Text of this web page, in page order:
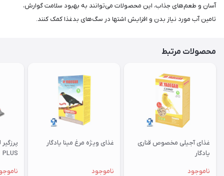
آسان و طعم‌های جذاب، این محصولات می‌توانند به بهبود سلامت گوارش،
تامین آب مورد نیاز بدن و افزایش اشتها در سگ‌های بدغذا کمک کنند.
محصولات مرتبط
غذای آجیلی مخصوص قناری
یادگار
ناموجود
غذای ویژه مرغ مینا یادگار
ناموجود
PLUS